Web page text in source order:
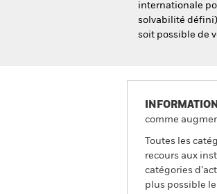
internationale
solvabilité défini)
soit possible de
comme
Toutes les
recours aux
catégories
plus possible